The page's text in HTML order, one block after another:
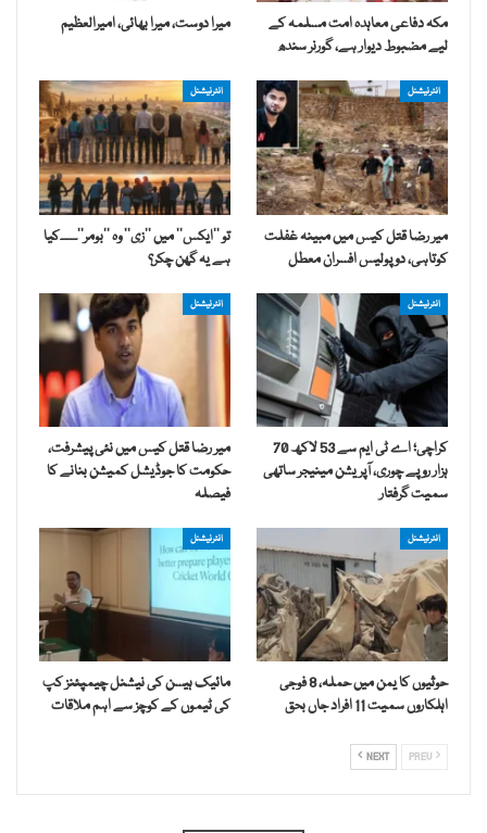
مکہ دفاعی معاہدہ امت مسلمہ کے
لیے مضبوط دیوار ہے، گورنر سندھ
میرا دوست، میرا بھائی، امیرالعظیم
انٹرنیشنل
میر رضا قتل کیس میں مبینہ غفلت
کوتاہی، دو پولیس افسران معطل
انٹرنیشنل
تو ’’ایکس‘‘ میں ’’زی‘‘ وہ ’’بومر‘‘۔۔۔۔کیا
ہے یہ گھن چکر؟
انٹرنیشنل
کراچی؛ اے ٹی ایم سے 53 لاکھ 70
ہزار روپے چوری، آپریشن مینیجر ساتھی
سمیت گرفتار
انٹرنیشنل
میر رضا قتل کیس میں نئی پیشرفت،
حکومت کا جوڈیشل کمیشن بنانے کا
فیصلہ
انٹرنیشنل
حوثیوں کا یمن میں حملہ، 8 فوجی
اہلکاروں سمیت 11 افراد جاں بحق
انٹرنیشنل
مائیک ہیسن کی نیشنل چیمپئنز کپ
کی ٹیموں کے کوچز سے اہم ملاقات
NEXT